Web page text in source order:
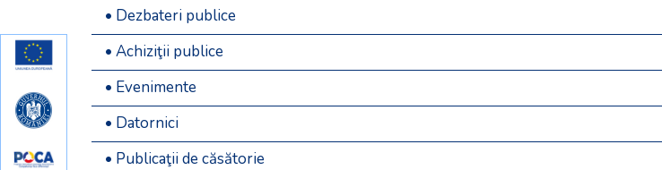
• Dezbateri publice
• Achiziţii publice
• Evenimente
• Datornici
• Publicaţii de căsătorie